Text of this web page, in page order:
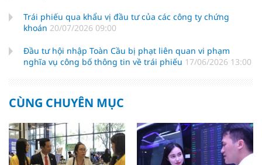
Trái phiếu qua khẩu vị đầu tư của các công ty chứng
khoán 20/07/2026 09:00
Đầu tư hội nhập Toàn Cầu bị phạt liên quan vi phạm
nghĩa vụ công bố thông tin về trái phiếu 17/06/2026 13:00
CÙNG CHUYÊN MỤC